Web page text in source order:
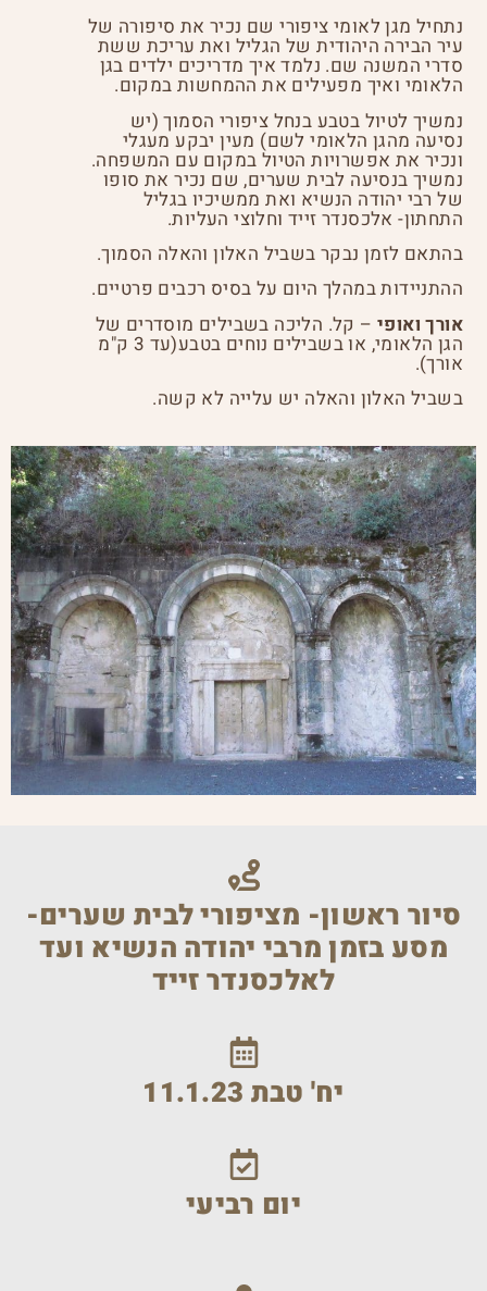
נתחיל מגן לאומי ציפורי שם נכיר את סיפורה של
עיר הבירה היהודית של הגליל ואת עריכת ששת
סדרי המשנה שם. נלמד איך מדריכים ילדים בגן
הלאומי ואיך מפעילים את ההמחשות במקום.
נמשיך לטיול בטבע בנחל ציפורי הסמוך (יש
נסיעה מהגן הלאומי לשם) מעין יבקע מעגלי
ונכיר את אפשרויות הטיול במקום עם המשפחה.
נמשיך בנסיעה לבית שערים, שם נכיר את סופו
של רבי יהודה הנשיא ואת ממשיכיו בגליל
התחתון- אלכסנדר זייד וחלוצי העליות.
בהתאם לזמן נבקר בשביל האלון והאלה הסמוך.
ההתניידות במהלך היום על בסיס רכבים פרטיים.
אורך ואופי – קל. הליכה בשבילים מוסדרים של
הגן הלאומי, או בשבילים נוחים בטבע(עד 3 ק"מ
אורך).
בשביל האלון והאלה יש עלייה לא קשה.
סיור ראשון- מציפורי לבית שערים-
מסע בזמן מרבי יהודה הנשיא ועד
לאלכסנדר זייד
יח' טבת 11.1.23
יום רביעי